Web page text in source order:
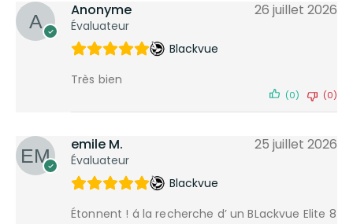
Anonyme
Évaluateur
26 juillet 2026
Blackvue
Très bien
(0) (0)
emile M.
Évaluateur
25 juillet 2026
Blackvue
Étonnent ! á la recherche d’ un BLackvue Elite 8